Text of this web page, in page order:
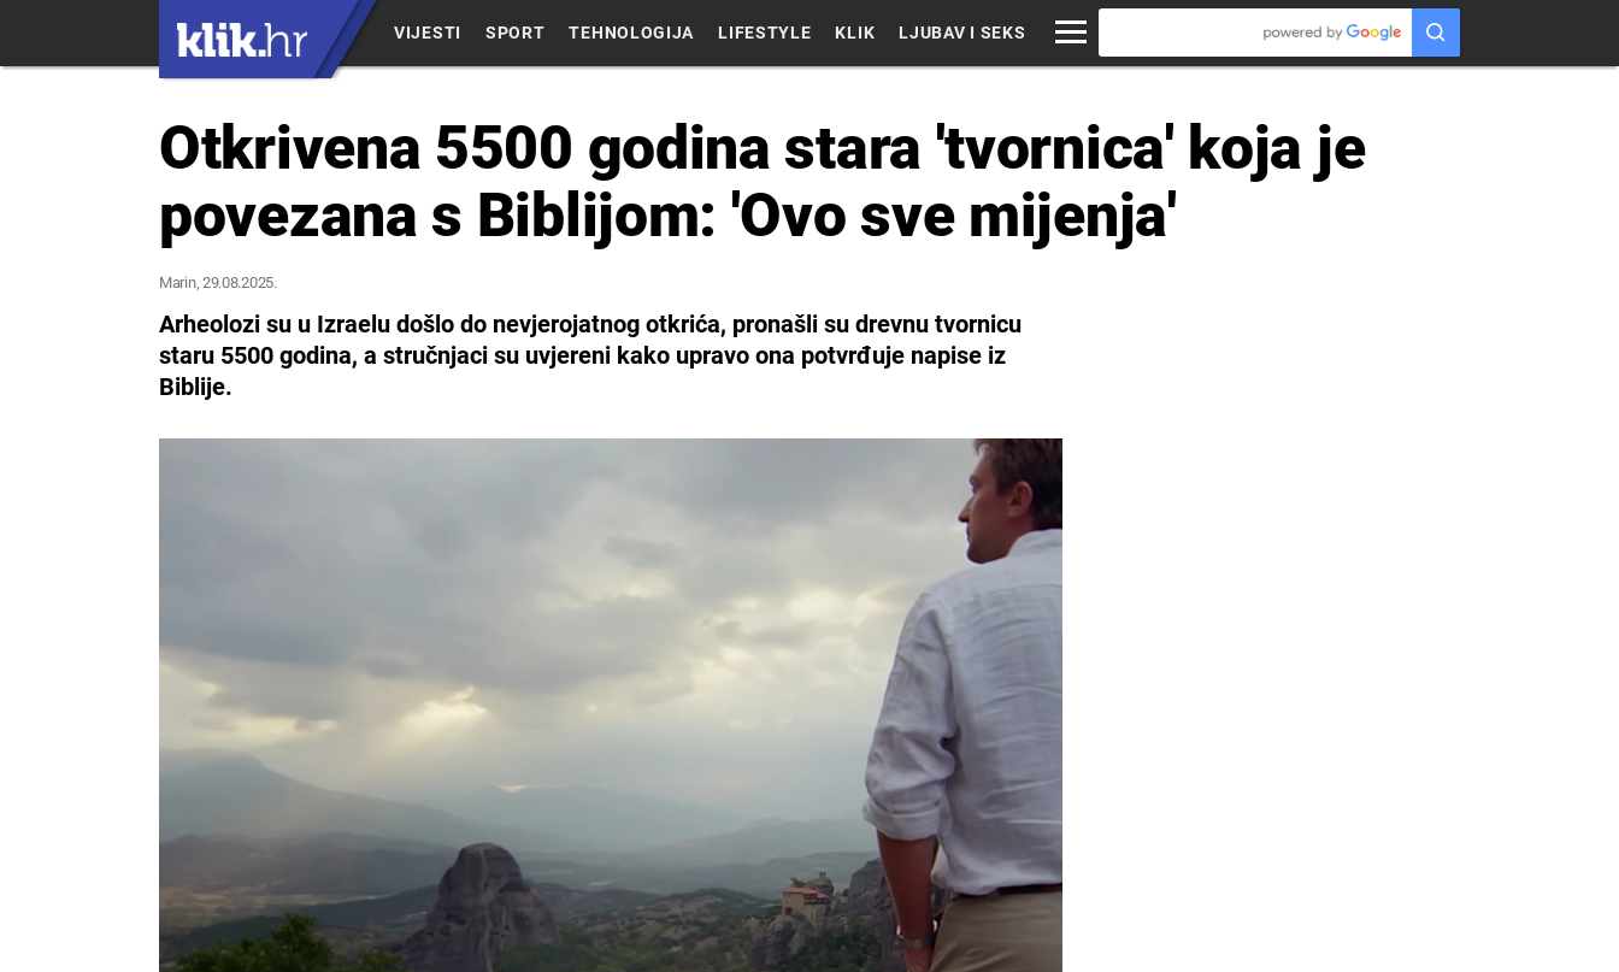
VIJESTI SPORT TEHNOLOGIJA LIFESTYLE KLIK LJUBAV I SEKS
Otkrivena 5500 godina stara 'tvornica' koja je
povezana s Biblijom: 'Ovo sve mijenja'
Marin, 29.08.2025.
Arheolozi su u Izraelu došlo do nevjerojatnog otkrića, pronašli su drevnu tvornicu
staru 5500 godina, a stručnjaci su uvjereni kako upravo ona potvrđuje napise iz
Biblije.